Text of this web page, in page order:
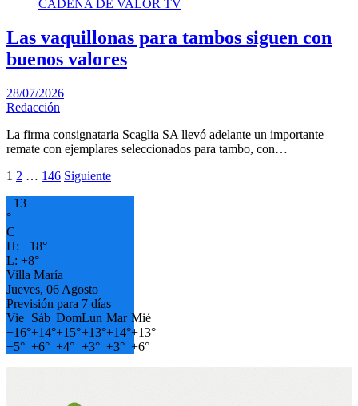
CADENA DE VALOR TV
Las vaquillonas para tambos siguen con
buenos valores
28/07/2026
Redacción
La firma consignataria Scaglia SA llevó adelante un importante
remate con ejemplares seleccionados para tambo, con…
Paginación
de
entradas
1 2 … 146 Siguiente
+13
°
C
H: +18°
L: +8°
Villa María
Jueves, 06 Agosto
Previsión para 7 días
Vie Sáb DomLun Mar Mié
+16°+14°+15°+13°+14°+13°
+5° +6° +4° +3° +3° +6°